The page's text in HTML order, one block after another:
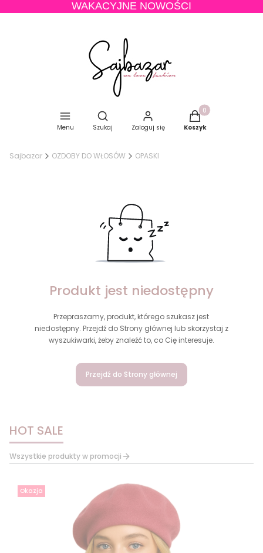
WAKACYJNE NOWOŚCI
Menu
Otwórz wyszukiwarkę
Szukaj Zaloguj się
Produkty w
Koszyk
Sajbazar OZDOBY DO WŁOSÓW OPASKI
Produkt jest niedostępny
Przepraszamy, produkt, którego szukasz jest
niedostępny. Przejdź do Strony głównej lub skorzystaj z
wyszukiwarki, żeby znaleźć to, co Cię interesuje.
Przejdź do Strony głównej
HOT SALE
Wszystkie produkty w promocji
Okazja